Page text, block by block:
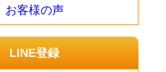
お客様の声
LINE登録